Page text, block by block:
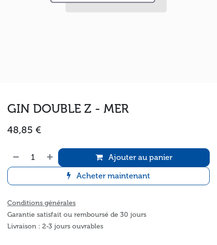
GIN DOUBLE Z - MER
48,85 €
Ajouter au panier
Acheter maintenant
Conditions générales
Garantie satisfait ou remboursé de 30 jours
Livraison : 2-3 jours ouvrables